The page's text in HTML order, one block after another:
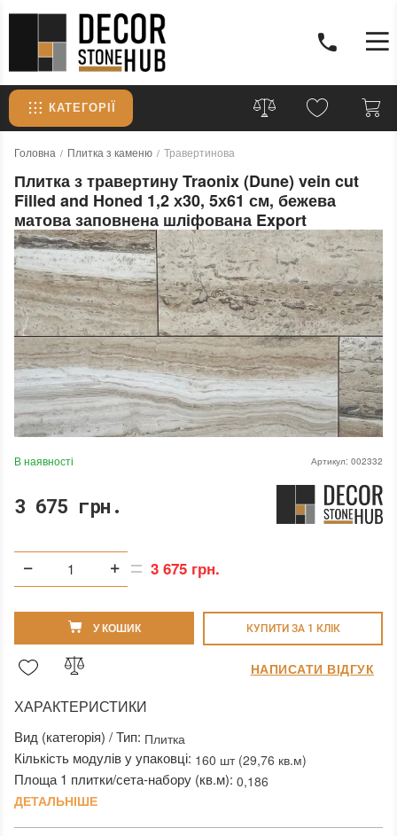
КАТЕГОРІЇ
Головна Плитка з каменю Травертинова
Плитка з травертину Traonix (Dune) vein cut
Filled and Honed 1,2 х30, 5х61 см, бежева
матова заповнена шліфована Export
Артикул: 002332
В наявності
3 675 грн.
3 675 грн.
У КОШИК КУПИТИ ЗА 1 КЛIК
ХАРАКТЕРИСТИКИ
Вид (категорія) / Тип: Плитка
Кількість модулів у упаковці: 160 шт (29,76 кв.м)
Площа 1 плитки/сета-набору (кв.м): 0,186
ДЕТАЛЬНІШЕ
НАПИСАТИ ВІДГУК